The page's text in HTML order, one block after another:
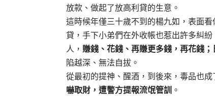
放款、做起了放高利貸的生意。
這時候年僅三十歲不到的楊九如，表面
貸，手下小弟們在外收帳也惹出許多糾
人， 賺錢、花錢、再賺更多錢，再花錢
陷越深、無法自拔。
從最初的提神、醒酒，到後來，毒品也
嚇取財，遭警方提報流氓管訓 。